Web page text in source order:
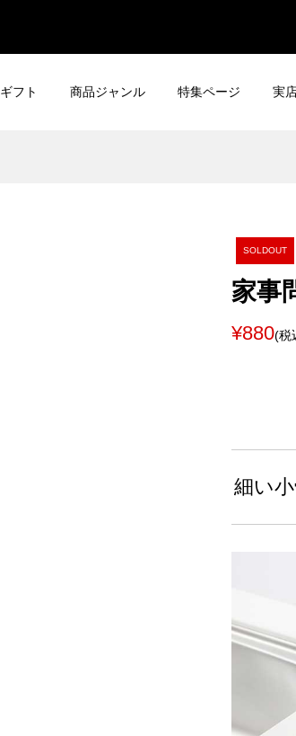
ギフト 商品ジャンル 特集ページ 実
SOLDOUT
家事
¥880(税
細い